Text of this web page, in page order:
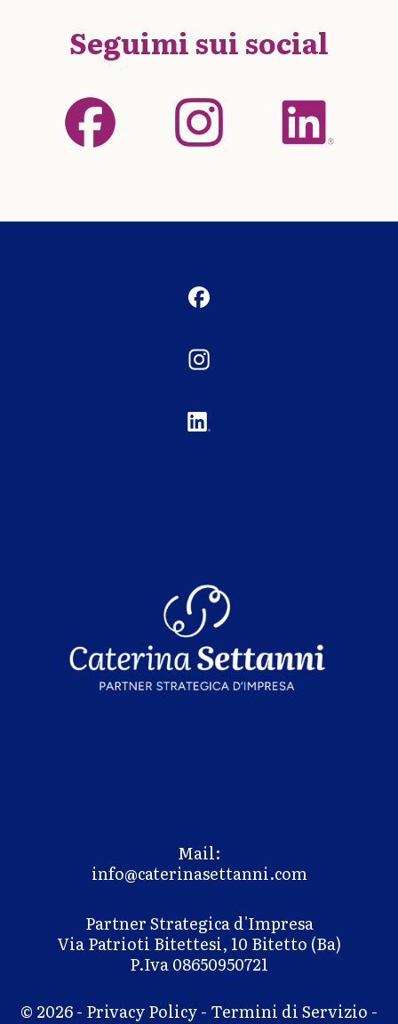
Seguimi sui social
Mail:
info@caterinasettanni.com
Partner Strategica d'Impresa
Via Patrioti Bitettesi, 10 Bitetto (Ba)
P.Iva 08650950721
© 2026 - Privacy Policy- Termini di Servizio -